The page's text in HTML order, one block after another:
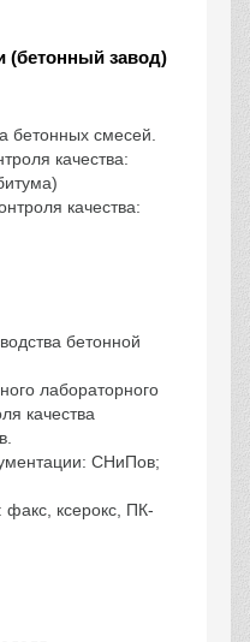
(бетонный завод)
бетонных смесей.
качества:
качества:
бетонной
лабораторного
качества
СНиПов;
ксерокс, ПК-